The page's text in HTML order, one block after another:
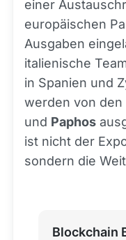
einer
europäischen
Ausgaben
italienische
in Spanien und
werden von den
und Paphos
ist nicht der
sondern die
Blockchain